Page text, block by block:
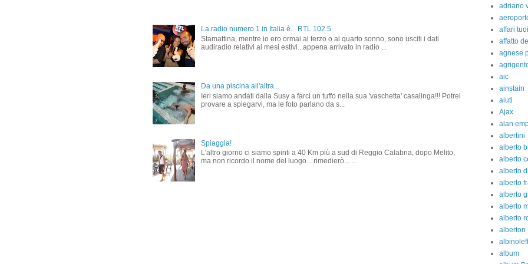
La radio numero 1 in Italia è... RTL 102.5
Stamattina, mentre io ero ormai al terzo o al quarto sonno, sono usciti i dati
audiradio relativi ai mesi estivi...appena arrivato in radio ...
Da una piscina all'altra...
Ieri siamo andati dalla Susy a farci un tuffo nella sua 'vaschetta' casalinga!!! Potrei
provare a spiegarvi, ma le foto parlano da s...
Spiaggia!
L'altro giorno ci siamo spinti a 40 Km più a sud di Reggio Calabria, dopo Melito,
ma non ricordo il nome del luogo... rimedierò... ...
adriano
affari tuoi
affatto
agnese
aic
ainstain
aiuti
Ajax
alan
albertini
alberto
alberto
alberto
alberto
alberto
alberto
alberto
alberton
album